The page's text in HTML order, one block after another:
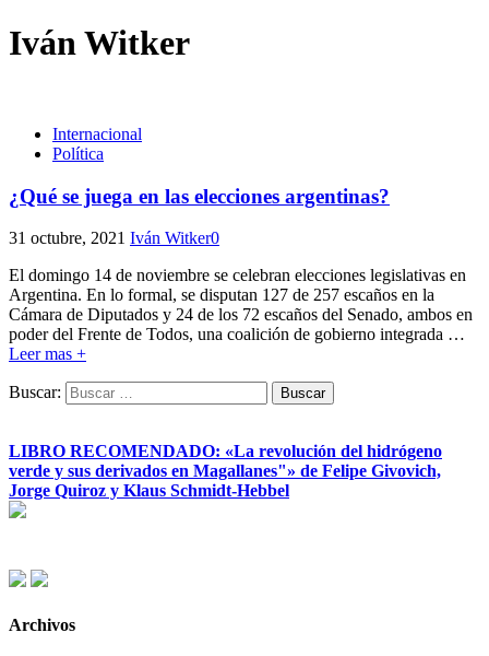
Iván Witker
Internacional
Política
¿Qué se juega en las elecciones argentinas?
31 octubre, 2021 Iván Witker0
El domingo 14 de noviembre se celebran elecciones legislativas en
Argentina. En lo formal, se disputan 127 de 257 escaños en la
Cámara de Diputados y 24 de los 72 escaños del Senado, ambos en
poder del Frente de Todos, una coalición de gobierno integrada …
Leer mas +
Buscar:
LIBRO RECOMENDADO: «La revolución del hidrógeno
verde y sus derivados en Magallanes"» de Felipe Givovich,
Jorge Quiroz y Klaus Schmidt-Hebbel
Archivos